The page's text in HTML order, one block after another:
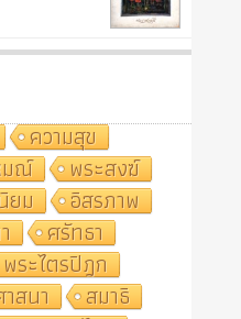
ความสุข
มณ์
พระสงฆ์
ยม
อิสรภาพ
ศรัทธา
พระไตรปิฎก
สนา
สมาธิ